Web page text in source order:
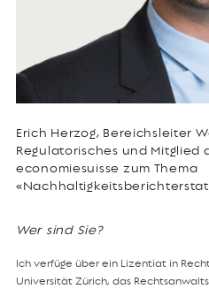
Erich Herzog, Bereichsleiter
Regulatorisches und Mitglied
economiesuisse zum Thema
Wer sind Sie?
Ich verfüge über ein Lizentiat in
Universität Zürich, das